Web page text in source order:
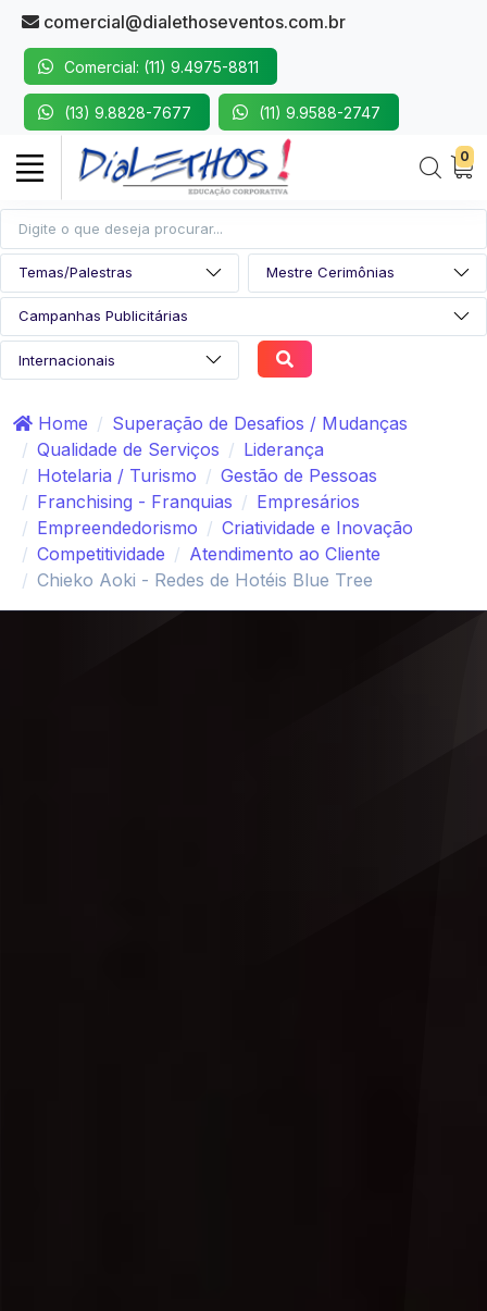
comercial@dialethoseventos.com.br
Comercial: (11) 9.4975-8811
(13) 9.8828-7677 (11) 9.9588-2747
0
Home
Superação de Desafios / Mudanças
Qualidade de Serviços
Liderança
Hotelaria / Turismo
Gestão de Pessoas
Franchising - Franquias
Empresários
Empreendedorismo
Criatividade e Inovação
Competitividade
Atendimento ao Cliente
Chieko Aoki - Redes de Hotéis Blue Tree